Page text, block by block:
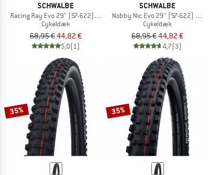
SCHWALBE
Racing Ray Evo 29'' (57-622) Super Ground FB TLE
Cykeldæk
68,95 €44,82 €
5,0(1)
SCHWALBE
Nobby Nic Evo 29'' (57-622) Super
Cykeldæk
68,95 €44,82 €
4,7(3)
35% 35%